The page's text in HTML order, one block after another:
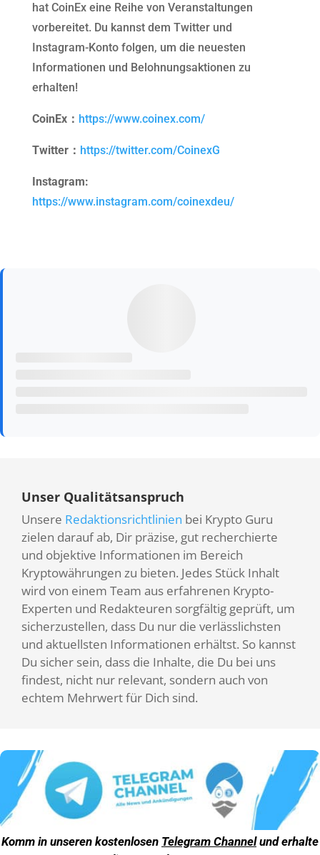
hat CoinEx eine Reihe von Veranstaltungen
vorbereitet. Du kannst dem Twitter und
Instagram-Konto folgen, um die neuesten
Informationen und Belohnungsaktionen zu
erhalten!
CoinEx： https://www.coinex.com/
Twitter： https://twitter.com/CoinexG
Instagram:
https://www.instagram.com/coinexdeu/
Unser Qualitätsanspruch
Unsere Redaktionsrichtlinien bei Krypto Guru
zielen darauf ab, Dir präzise, gut recherchierte
und objektive Informationen im Bereich
Kryptowährungen zu bieten. Jedes Stück Inhalt
wird von einem Team aus erfahrenen Krypto-
Experten und Redakteuren sorgfältig geprüft, um
sicherzustellen, dass Du nur die verlässlichsten
und aktuellsten Informationen erhältst. So kannst
Du sicher sein, dass die Inhalte, die Du bei uns
findest, nicht nur relevant, sondern auch von
echtem Mehrwert für Dich sind.
Komm in unseren kostenlosen Telegram Channelund erhalte